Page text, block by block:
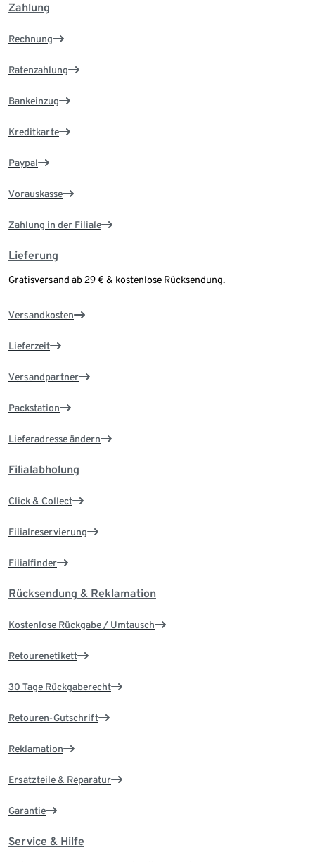
Zahlung
Rechnung
Ratenzahlung
Bankeinzug
Kreditkarte
Paypal
Vorauskasse
Zahlung in der Filiale
Lieferung
Gratisversand ab 29 € & kostenlose Rücksendung.
Versandkosten
Lieferzeit
Versandpartner
Packstation
Lieferadresse ändern
Filialabholung
Click & Collect
Filialreservierung
Filialfinder
Rücksendung & Reklamation
Kostenlose Rückgabe / Umtausch
Retourenetikett
30 Tage Rückgaberecht
Retouren-Gutschrift
Reklamation
Ersatzteile & Reparatur
Garantie
Service & Hilfe